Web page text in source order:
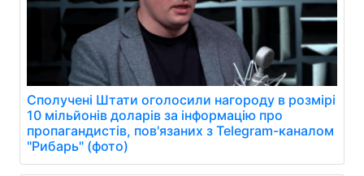
Сполучені Штати оголосили нагороду в розмірі
10 мільйонів доларів за інформацію про
пропагандистів, пов'язаних з Telegram-каналом
"Рибарь" (фото)